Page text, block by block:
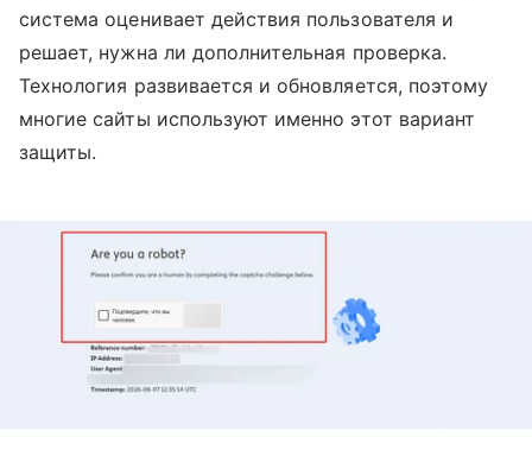
система оценивает действия пользователя и
решает, нужна ли дополнительная проверка.
Технология развивается и обновляется, поэтому
многие сайты используют именно этот вариант
защиты.